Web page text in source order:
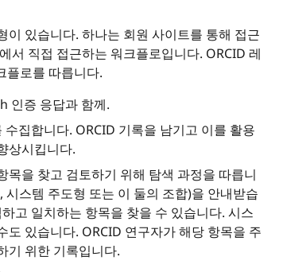
있습니다. 하나는 회원 사이트를 통해 접근
서 직접 접근하는 워크플로입니다. ORCID 레
플로를 따릅니다.
인증 응답과 함께.
집합니다. ORCID 기록을 남기고 이를 활용
상시킵니다.
목을 찾고 검토하기 위해 탐색 과정을 따릅니
스템 주도형 또는 이 둘의 조합)을 안내받습
고 일치하는 항목을 찾을 수 있습니다. 시스
있습니다. ORCID 연구자가 해당 항목을 주
기 위한 기록입니다.